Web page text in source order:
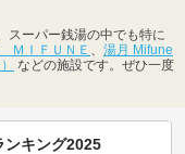
スーパー銭湯の中でも特に
ＩＦＵＮＥ 、 湯月 Mifune
などの施設です。ぜひ一度
ンキング2025